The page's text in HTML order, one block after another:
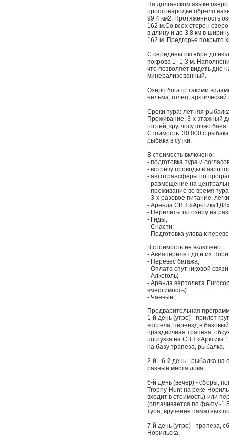
На долганском языке
простонародье обрело
99,4 км2. Протяжённость
162 м.Со всех сторон
в длину и до 3.8 км в
162 м. Предгорье покрыто
С середины октября до
покрова 1–1,3 м.
что позволяет видеть дно
минерализованный.
Озеро богато такими
нельма, голец,
Сроки тура: летняя
Проживание: 3-х этажный
гостей, круглосуточно баня.
Стоимость: 30 000 с
рыбака в сутки.
В стоимость включено:
- подготовка тура и
- встречу проводы в
- автотрансферы по
- размещение на
- проживание во время
- 3-х разовое питание,
- Аренда СВП
- Перелеты по озеру на
- Гиды;
- Снасти;
- Подготовка улова к
В стоимость не включено:
- Авиаперелет до и из
- Перевес багажа;
- Оплата спутниковой
- Алкоголь;
- Аренда вертолета
вместимость)
- Чаевые;
Предварительная
1-й день (утро) - прилет
встреча, переезд в
праздничная трапеза,
погрузка на СВП «Арктика
на базу трапеза, рыбалка.
2-й - 6-й день - рыбалка
разные места лова.
6-й день (вечер) - сборы,
Trophy-Hunt на реке
входит в стоимость) или
(оплачивается по факту -
тура, вручение памятных
7-й день (утро) - трапеза,
Норильска.